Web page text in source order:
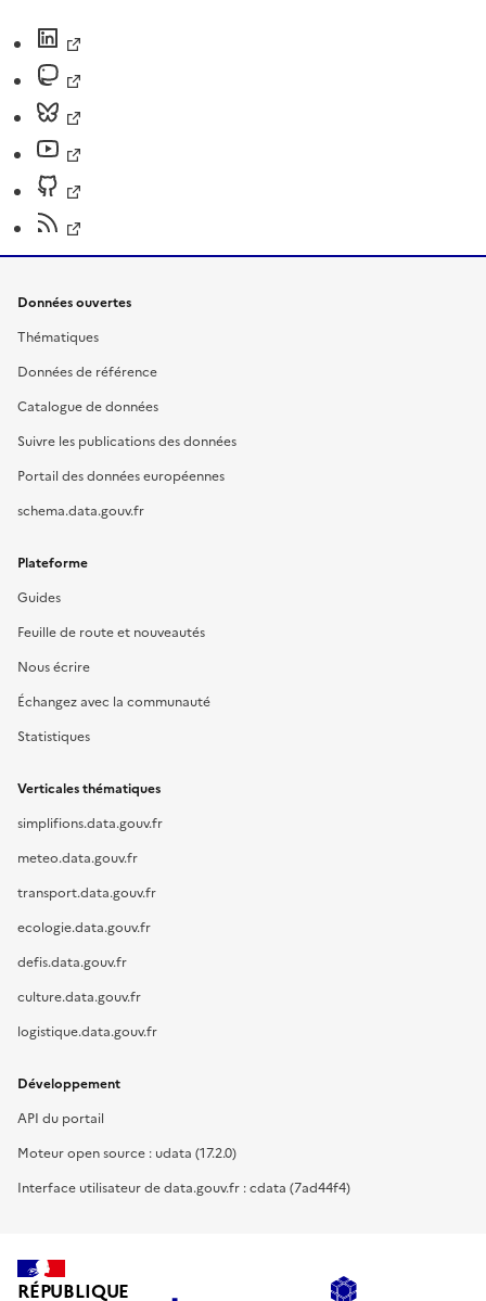
Données ouvertes
Thématiques
Données de référence
Catalogue de données
Suivre les publications des données
Portail des données européennes
schema.data.gouv.fr
Plateforme
Guides
Feuille de route et nouveautés
Nous écrire
Échangez avec la communauté
Statistiques
Verticales thématiques
simplifions.data.gouv.fr
meteo.data.gouv.fr
transport.data.gouv.fr
ecologie.data.gouv.fr
defis.data.gouv.fr
culture.data.gouv.fr
logistique.data.gouv.fr
Développement
API du portail
Moteur open source : udata (17.2.0)
Interface utilisateur de data.gouv.fr : cdata (7ad44f4)
RÉPUBLIQUE